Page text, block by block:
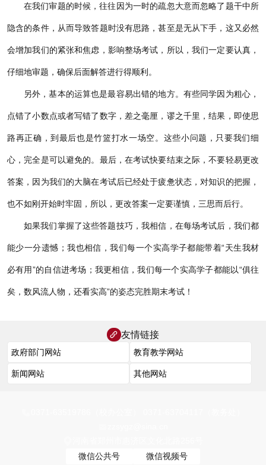
在我们审题的时候，往往因为一时的疏忽大意而忽略了题干中所
隐含的条件，从而导致答题时没有思路，甚至是无从下手，这又必然
会增加我们的紧张和焦虑，影响整场考试，所以，我们一定要认真，
仔细地审题，确保后面解答进行得顺利。
另外，基本的运算也是最容易出错的地方。有些同学因为粗心，
点错了小数点或者写错了数字，差之毫厘，谬之千里，结果，即使思
路再正确，到最后也是竹篮打水一场空。这些小问题，只要我们细
心，完全是可以避免的。最后，在考试快要结束之际，不要轻易更改
答案，因为我们的大脑在考试后已经处于疲惫状态，对知识的把握，
也不如刚开始时牢固，所以，更改答案一定要谨慎，三思而后行。
如果我们掌握了这些答题技巧，我相信，在每场考试后，我们都
能少一分遗憾；我也相信，我们每一个实高学子都能带着“天生我材
必有用”的自信进考场；我更相信，我们每一个实高学子都能以“俱往
矣，数风流人物，还看实高”的姿态完胜期末考试！
友情链接
微信公共号
微信视频号